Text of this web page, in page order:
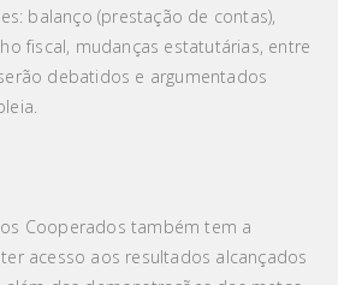
balanço (prestação de contas),
fiscal, mudanças estatutárias, entre
debatidos e argumentados
Cooperados também tem a
acesso aos resultados alcançados